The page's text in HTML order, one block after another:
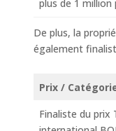
plus de 1 million
De plus, la
également
Prix /
Finaliste du prix